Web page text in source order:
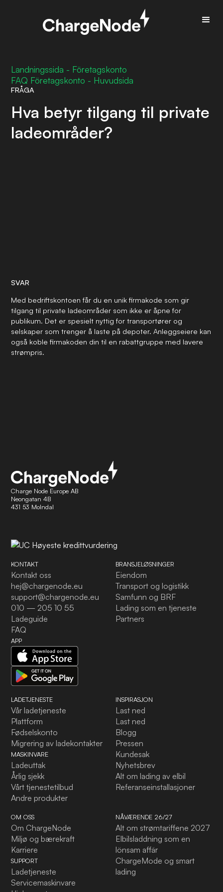
Landningssida - Företagskonto
FAQ Företagskonto - Huvudsida
FRÅGA
Hva betyr tilgang til private
ladeområder?
SVAR
Med bedriftskontoen får du en unik firmakode som gir
tilgang til private ladeområder som ikke er åpne for
publikum. Det er spesielt nyttig for transportører og
selskaper som trenger å laste på depoter. Anleggseiere kan
også koble firmakoden din til en rabattgruppe med lavere
strømpris.
Charge Node Europe AB
Neongatan 4B
431 53 Molndal
KONTAKT
Kontakt oss
hej@chargenode.eu
support@chargenode.eu
010 — 205 10 55
Ladeguide
FAQ
APP
BRANSJELØSNINGER
Eiendom
Transport og logistikk
Samfunn og BRF
Lading som en tjeneste
Partners
LADETJENESTE
Vår ladetjeneste
Plattform
Fødselskonto
Migrering av ladekontakter
MASKINVARE
Ladeuttak
Årlig sjekk
Vårt tjenestetilbud
Andre produkter
INSPIRASJON
Last ned
Last ned
Blogg
Pressen
Kundesak
Nyhetsbrev
Alt om lading av elbil
Referanseinstallasjoner
OM OSS
Om ChargeNode
Miljø og bærekraft
Karriere
SUPPORT
Ladetjeneste
Servicemaskinvare
NÅVÆRENDE 26/27
Alt om strømtariffene 2027
Elbilsladdning som en
lönsam affär
ChargeMode og smart
lading